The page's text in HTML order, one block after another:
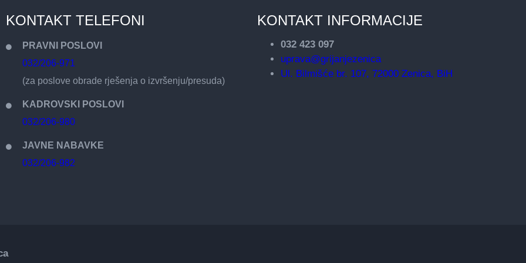
KONTAKT TELEFONI
PRAVNI POSLOVI
032/206-971
(za poslove obrade rješenja o izvršenju/presuda)
KADROVSKI POSLOVI
032/206-980
JAVNE NABAVKE
032/206-982
KONTAKT INFORMACIJE
032 423 097
uprava@grijanjezenica
Ul. Bilmišće br. 107, 72000 Zenica, BiH